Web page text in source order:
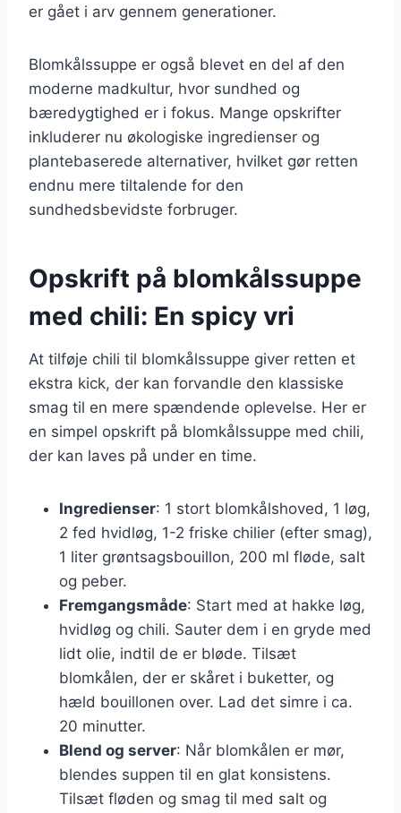
er gået i arv gennem generationer.
Blomkålssuppe er også blevet en del af den
moderne madkultur, hvor sundhed og
bæredygtighed er i fokus. Mange opskrifter
inkluderer nu økologiske ingredienser og
plantebaserede alternativer, hvilket gør retten
endnu mere tiltalende for den
sundhedsbevidste forbruger.
Opskrift på blomkålssuppe
med chili: En spicy vri
At tilføje chili til blomkålssuppe giver retten et
ekstra kick, der kan forvandle den klassiske
smag til en mere spændende oplevelse. Her er
en simpel opskrift på blomkålssuppe med chili,
der kan laves på under en time.
Ingredienser: 1 stort blomkålshoved, 1 løg,
2 fed hvidløg, 1-2 friske chilier (efter smag),
1 liter grøntsagsbouillon, 200 ml fløde, salt
og peber.
Fremgangsmåde: Start med at hakke løg,
hvidløg og chili. Sauter dem i en gryde med
lidt olie, indtil de er bløde. Tilsæt
blomkålen, der er skåret i buketter, og
hæld bouillonen over. Lad det simre i ca.
20 minutter.
Blend og server: Når blomkålen er mør,
blendes suppen til en glat konsistens.
Tilsæt fløden og smag til med salt og